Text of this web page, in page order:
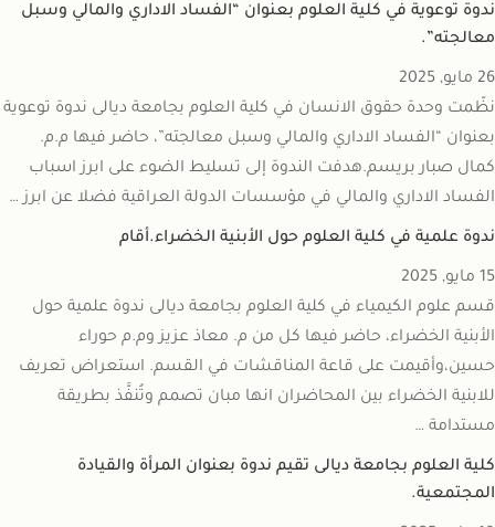
ندوة توعوية في كلية العلوم بعنوان “الفساد الاداري والمالي وسبل
معالجته”.
26 مايو, 2025
نظّمت وحدة حقوق الانسان في كلية العلوم بجامعة ديالى ندوة توعوية
بعنوان “الفساد الاداري والمالي وسبل معالجته”، حاضر فيها م.م.
كمال صبار بريسم.هدفت الندوة إلى تسليط الضوء على ابرز اسباب
الفساد الاداري والمالي في مؤسسات الدولة العراقية فضلا عن ابرز …
ندوة علمية في كلية العلوم حول الأبنية الخضراء.أقام
15 مايو, 2025
قسم علوم الكيمياء في كلية العلوم بجامعة ديالى ندوة علمية حول
الأبنية الخضراء، حاضر فيها كل من م. معاذ عزيز وم.م حوراء
حسين،وأقيمت على قاعة المناقشات في القسم. استعراض تعريف
للابنية الخضراء بين المحاضران انها مبان تصمم وتُنفَّذ بطريقة
مستدامة …
كلية العلوم بجامعة ديالى تقيم ندوة بعنوان المرأة والقيادة
المجتمعية.